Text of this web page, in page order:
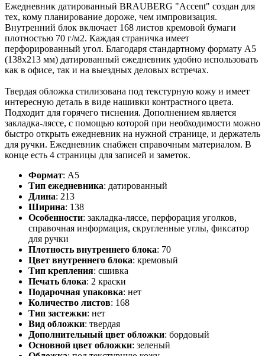
Ежедневник датированный BRAUBERG "Accent" создан для
тех, кому планирование дороже, чем импровизация.
Внутренний блок включает 168 листов кремовой бумаги
плотностью 70 г/м2. Каждая страничка имеет
перфорированный угол. Благодаря стандартному формату А5
(138х213 мм) датированный ежедневник удобно использовать
как в офисе, так и на выездных деловых встречах.
Твердая обложка стилизована под текстурную кожу и имеет
интересную деталь в виде нашивки контрастного цвета.
Подходит для горячего тиснения. Дополнением является
закладка-ляссе, с помощью которой при необходимости можно
быстро открыть ежедневник на нужной странице, и держатель
для ручки. Ежедневник снабжен справочным материалом. В
конце есть 4 страницы для записей и заметок.
Формат: А5
Тип ежедневника: датированный
Длина: 213
Ширина: 138
Особенности: закладка-ляссе, перфорация уголков,
справочная информация, скругленные углы, фиксатор
для ручки
Плотность внутреннего блока: 70
Цвет внутреннего блока: кремовый
Тип крепления: сшивка
Печать блока: 2 краски
Подарочная упаковка: нет
Количество листов: 168
Тип застежки: нет
Вид обложки: твердая
Дополнительный цвет обложки: бордовый
Основной цвет обложки: зеленый